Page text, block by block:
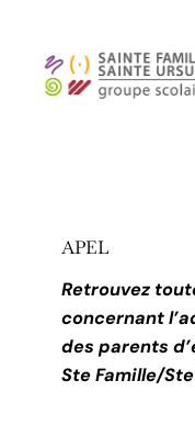
contenu
APEL
Retrouvez
concernant
des parents
Ste Famille/